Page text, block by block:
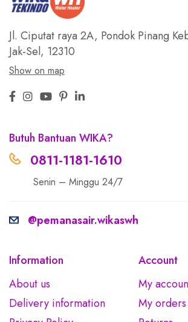
Jl. Ciputat raya 2A, Pondok Pinang
Jak-Sel, 12310
Show on map
Butuh Bantuan WIKA?
0811-1181-1610
Senin – Minggu 24/7
@pemanasair.wikaswh
Information
About us
Delivery information
Account
My
My orders